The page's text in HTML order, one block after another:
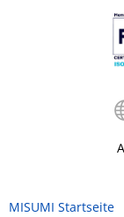
MISUMI Startseite